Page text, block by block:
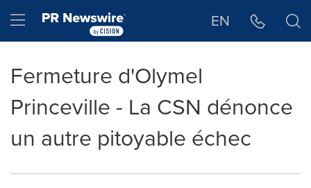
Hamburger menu EN
Fermeture d'Olymel
Princeville - La CSN dénonce
un autre pitoyable échec